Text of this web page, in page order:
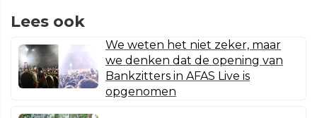
Lees ook
We weten het niet zeker, maar
we denken dat de opening van
Bankzitters in AFAS Live is
opgenomen